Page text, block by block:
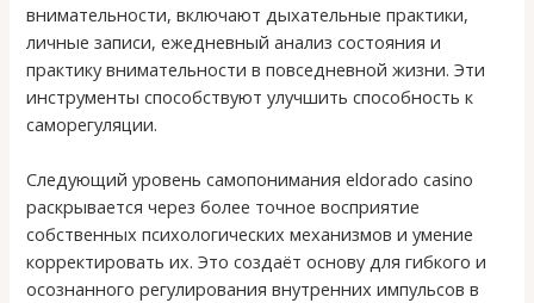
внимательности, включают дыхательные практики,
личные записи, ежедневный анализ состояния и
практику внимательности в повседневной жизни. Эти
инструменты способствуют улучшить способность к
саморегуляции.
Следующий уровень самопонимания eldorado casino
раскрывается через более точное восприятие
собственных психологических механизмов и умение
корректировать их. Это создаёт основу для гибкого и
осознанного регулирования внутренних импульсов в